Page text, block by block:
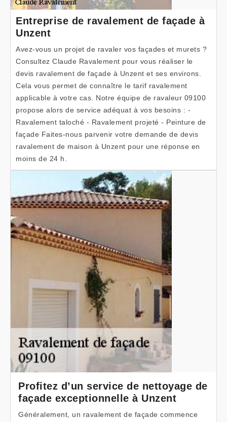
Entreprise de ravalement de façade à
Unzent
Avez-vous un projet de ravaler vos façades et murets ?
Consultez Claude Ravalement pour vous réaliser le
devis ravalement de façade à Unzent et ses environs.
Cela vous permet de connaître le tarif ravalement
applicable à votre cas. Notre équipe de ravaleur 09100
propose alors de service adéquat à vos besoins : -
Ravalement taloché - Ravalement projeté - Peinture de
façade Faites-nous parvenir votre demande de devis
ravalement de maison à Unzent pour une réponse en
moins de 24 h.
Profitez d’un service de nettoyage de
façade exceptionnelle à Unzent
Généralement, un ravalement de façade commence